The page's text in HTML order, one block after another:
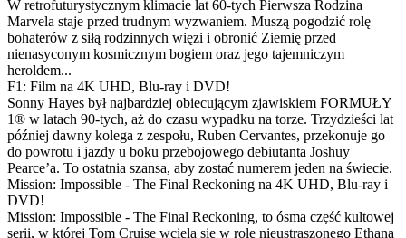
W retrofuturystycznym klimacie lat 60-tych Pierwsza Rodzina
Marvela staje przed trudnym wyzwaniem. Muszą pogodzić rolę
bohaterów z siłą rodzinnych więzi i obronić Ziemię przed
nienasyconym kosmicznym bogiem oraz jego tajemniczym
heroldem...
F1: Film na 4K UHD, Blu-ray i DVD!
Sonny Hayes był najbardziej obiecującym zjawiskiem FORMUŁY
1® w latach 90-tych, aż do czasu wypadku na torze. Trzydzieści lat
później dawny kolega z zespołu, Ruben Cervantes, przekonuje go
do powrotu i jazdy u boku przebojowego debiutanta Joshuy
Pearce’a. To ostatnia szansa, aby zostać numerem jeden na świecie.
Mission: Impossible - The Final Reckoning na 4K UHD, Blu-ray i
DVD!
Mission: Impossible - The Final Reckoning, to ósma część kultowej
serii, w której Tom Cruise wciela się w rolę nieustraszonego Ethana